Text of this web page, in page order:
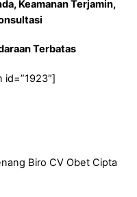
Keamanan Terjamin,
Terbatas
Biro CV Obet Cipta